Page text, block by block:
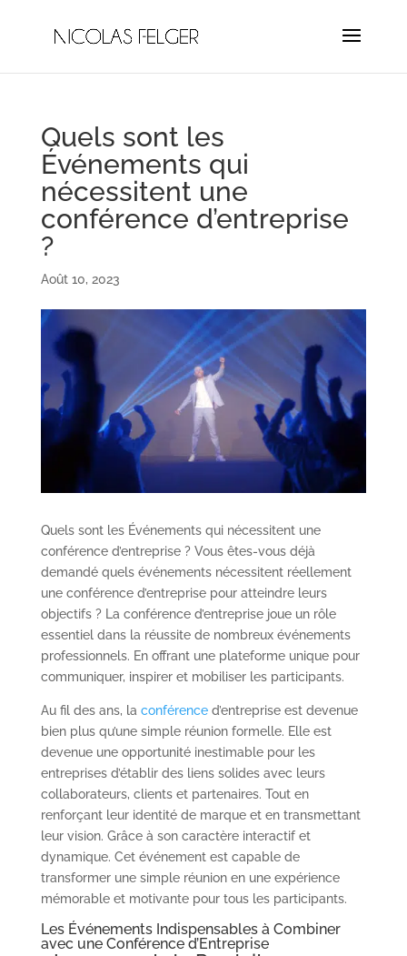
Quels sont les
Événements qui
nécessitent une
conférence d’entreprise
?
Août 10, 2023
Quels sont les Événements qui nécessitent une
conférence d’entreprise ? Vous êtes-vous déjà
demandé quels événements nécessitent réellement
une conférence d’entreprise pour atteindre leurs
objectifs ? La conférence d’entreprise joue un rôle
essentiel dans la réussite de nombreux événements
professionnels. En offrant une plateforme unique pour
communiquer, inspirer et mobiliser les participants.
Au fil des ans, la conférenced’entreprise est devenue
bien plus qu’une simple réunion formelle. Elle est
devenue une opportunité inestimable pour les
entreprises d’établir des liens solides avec leurs
collaborateurs, clients et partenaires. Tout en
renforçant leur identité de marque et en transmettant
leur vision. Grâce à son caractère interactif et
dynamique. Cet événement est capable de
transformer une simple réunion en une expérience
mémorable et motivante pour tous les participants.
Les ÉvénementsIndispensables à Combiner
avec une Conférence d’Entreprise